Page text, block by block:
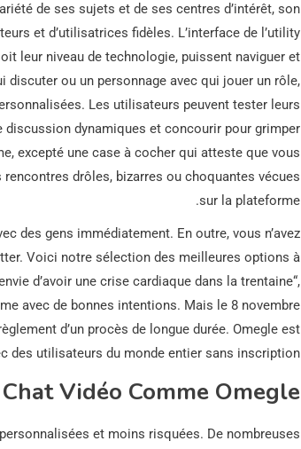
de ses sujets et de ses centres d’intérêt, son
et d’utilisatrices fidèles. L’interface de l’utility
leur niveau de technologie, puissent naviguer et
ou un personnage avec qui jouer un rôle,
Les utilisateurs peuvent tester leurs
discussion dynamiques et concourir pour grimper
excepté une case à cocher qui atteste que vous
drôles, bizarres ou choquantes vécues
sur la plateforme.
des gens immédiatement. En outre, vous n’avez
Voici notre sélection des meilleures options à
d’avoir une crise cardiaque dans la trentaine“,
avec de bonnes intentions. Mais le 8 novembre
d’un procès de longue durée. Omegle est
des utilisateurs du monde entier sans inscription.
Vidéo Comme Omegle
et moins risquées. De nombreuses